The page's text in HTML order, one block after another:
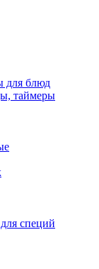
для блюд
таймеры
специй